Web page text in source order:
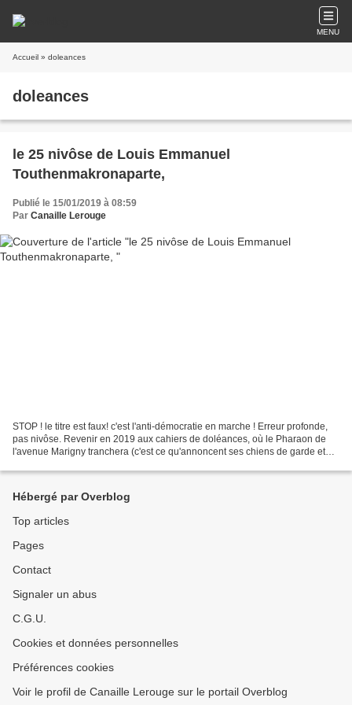
MENU
Accueil » doleances
doleances
le 25 nivôse de Louis Emmanuel
Touthenmakronaparte,
Publié le 15/01/2019 à 08:59
Par Canaille Lerouge
STOP ! le titre est faux! c'est l'anti-démocratie en marche ! Erreur profonde,
pas nivôse. Revenir en 2019 aux cahiers de doléances, où le Pharaon de
l'avenue Marigny tranchera (c'est ce qu'annoncent ses chiens de garde et
Hébergé par Overblog
Top articles
Pages
Contact
Signaler un abus
C.G.U.
Cookies et données personnelles
Préférences cookies
Voir le profil de Canaille Lerouge sur le portail Overblog